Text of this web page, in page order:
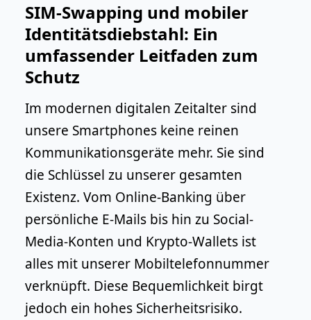
SIM-Swapping und mobiler
Identitätsdiebstahl: Ein
umfassender Leitfaden zum
Schutz
Im modernen digitalen Zeitalter sind
unsere Smartphones keine reinen
Kommunikationsgeräte mehr. Sie sind
die Schlüssel zu unserer gesamten
Existenz. Vom Online-Banking über
persönliche E-Mails bis hin zu Social-
Media-Konten und Krypto-Wallets ist
alles mit unserer Mobiltelefonnummer
verknüpft. Diese Bequemlichkeit birgt
jedoch ein hohes Sicherheitsrisiko.